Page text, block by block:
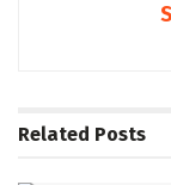
Related Posts